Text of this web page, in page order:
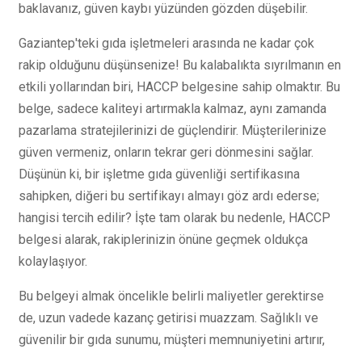
baklavanız, güven kaybı yüzünden gözden düşebilir.
Gaziantep'teki gıda işletmeleri arasında ne kadar çok
rakip olduğunu düşünsenize! Bu kalabalıkta sıyrılmanın en
etkili yollarından biri, HACCP belgesine sahip olmaktır. Bu
belge, sadece kaliteyi artırmakla kalmaz, aynı zamanda
pazarlama stratejilerinizi de güçlendirir. Müşterilerinize
güven vermeniz, onların tekrar geri dönmesini sağlar.
Düşünün ki, bir işletme gıda güvenliği sertifikasına
sahipken, diğeri bu sertifikayı almayı göz ardı ederse;
hangisi tercih edilir? İşte tam olarak bu nedenle, HACCP
belgesi alarak, rakiplerinizin önüne geçmek oldukça
kolaylaşıyor.
Bu belgeyi almak öncelikle belirli maliyetler gerektirse
de, uzun vadede kazanç getirisi muazzam. Sağlıklı ve
güvenilir bir gıda sunumu, müşteri memnuniyetini artırır,